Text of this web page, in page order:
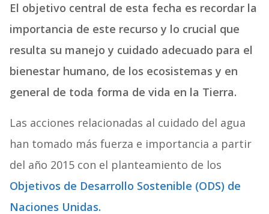
El objetivo central de esta fecha es recordar la
importancia de este recurso y lo crucial que
resulta su manejo y cuidado adecuado para el
bienestar humano, de los ecosistemas y en
general de toda forma de vida en la Tierra.
Las acciones relacionadas al cuidado del agua
han tomado más fuerza e importancia a partir
del año 2015 con el planteamiento de los
Objetivos de Desarrollo Sostenible (ODS) de
Naciones Unidas.